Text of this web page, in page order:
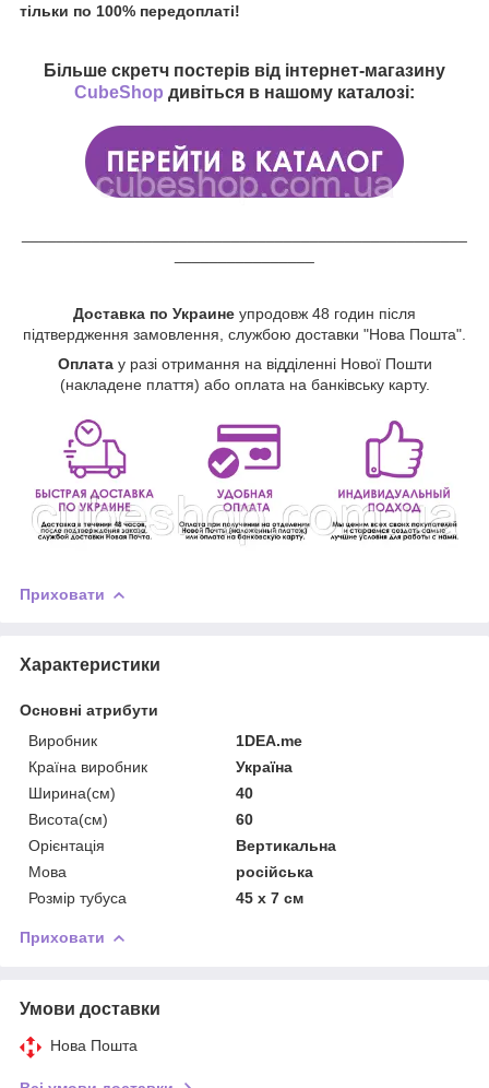
тільки по 100% передоплаті!
Більше скретч постерів від інтернет-магазину
CubeShop дивіться в нашому каталозі:
Доставка по Украине упродовж 48 годин після
підтвердження замовлення, службою доставки "Нова Пошта".
Оплата у разі отримання на відділенні Нової Пошти
(накладене плаття) або оплата на банківську карту.
Приховати
Характеристики
Основні атрибути
Виробник
1DEA.me
Країна виробник
Україна
Ширина(см)
40
Висота(см)
60
Орієнтація
Вертикальна
Мова
російська
Розмір тубуса
45 х 7 см
Приховати
Умови доставки
Нова Пошта